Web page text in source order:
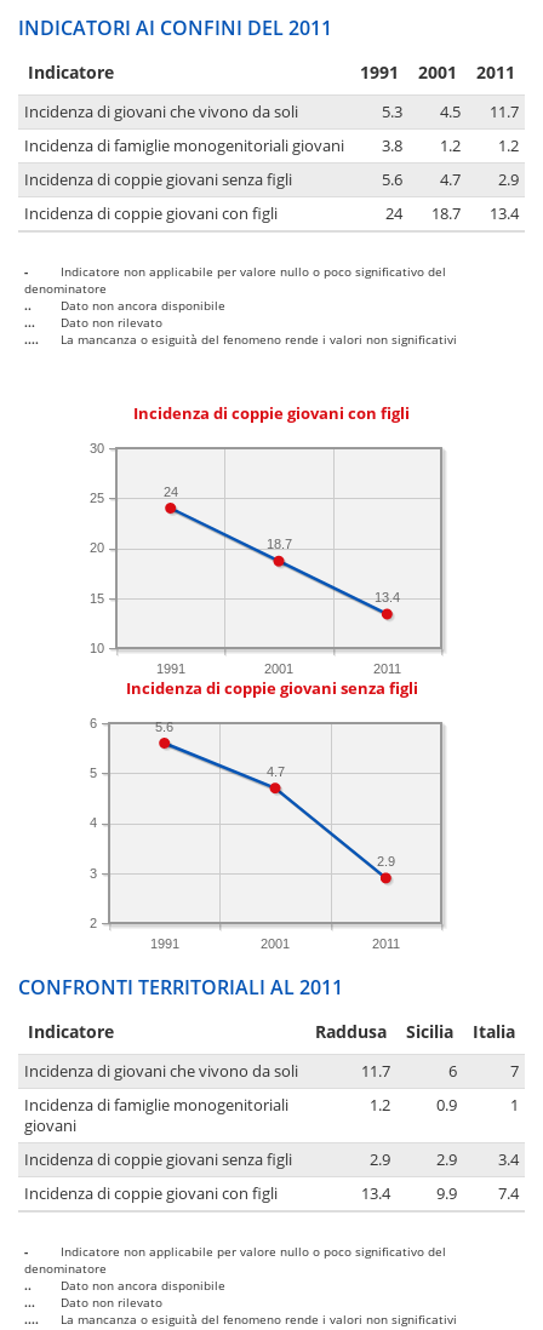
INDICATORI AI CONFINI DEL 2011
Indicatore 1991 2001 2011
Incidenza di giovani che vivono da soli 5.3 4.5
11.7
Incidenza di famiglie monogenitoriali giovani
3.8 1.2
1.2
Incidenza di coppie giovani senza figli
5.6 4.7
2.9
Incidenza di coppie giovani con figli
24 18.7 13.4
-
Indicatore non applicabile per valore nullo o poco significativo del
denominatore
..
Dato non ancora disponibile
...
Dato non rilevato
....
La mancanza o esiguità del fenomeno rende i valori non significativi
Incidenza di coppie giovani con figli
1991 2001 2011
10
15
20
25
30
13.4
18.7
24
Incidenza di coppie giovani senza figli
1991 2001 2011
2
3
4
5
6
2.9
4.7
5.6
CONFRONTI TERRITORIALI AL 2011
Indicatore Raddusa Sicilia Italia
Incidenza di giovani che vivono da soli 11.7 6
7
Incidenza di famiglie monogenitoriali
giovani
1.2 0.9 1
Incidenza di coppie giovani senza figli 2.9 2.9
3.4
Incidenza di coppie giovani con figli
13.4 9.9 7.4
-
Indicatore non applicabile per valore nullo o poco significativo del
denominatore
..
Dato non ancora disponibile
...
Dato non rilevato
....
La mancanza o esiguità del fenomeno rende i valori non significativi